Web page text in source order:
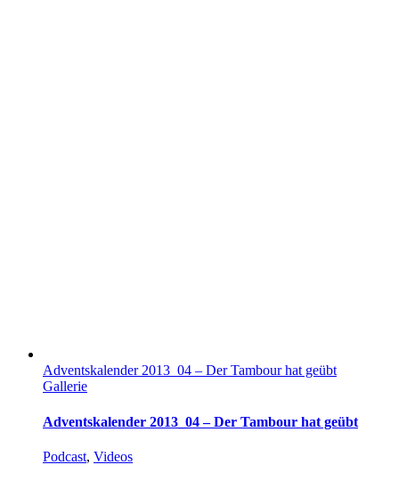
Adventskalender 2013_04 – Der Tambour hat geübt
Gallerie
Adventskalender 2013_04 – Der Tambour hat geübt
Podcast, Videos